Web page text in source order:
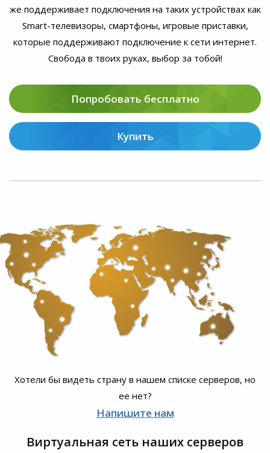
же поддерживает подключения на таких устройствах как
Smart-телевизоры, смартфоны, игровые приставки,
которые поддерживают подключение к сети интернет.
Свобода в твоих руках, выбор за тобой!
Попробовать бесплатно
Купить
Хотели бы видеть страну в нашем списке серверов, но
ее нет?
Напишите нам
Виртуальная сеть наших серверов